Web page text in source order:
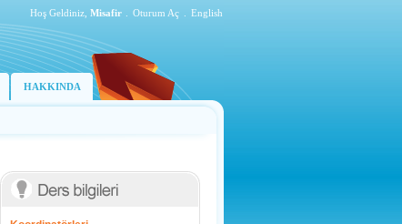
Hoş Geldiniz, Misafir Oturum Aç English
HAKKINDA